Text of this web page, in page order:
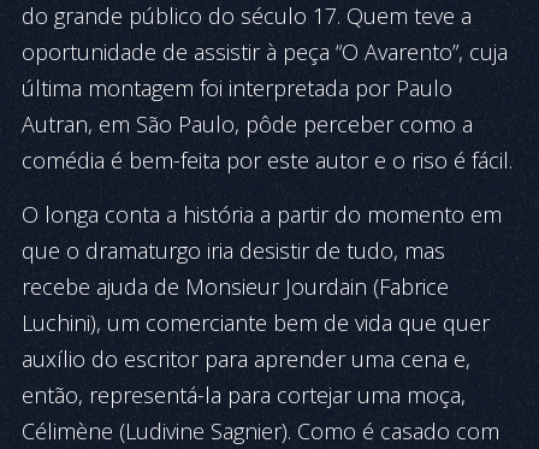
do grande público do século 17. Quem teve a
oportunidade de assistir à peça “O Avarento”, cuja
última montagem foi interpretada por Paulo
Autran, em São Paulo, pôde perceber como a
comédia é bem-feita por este autor e o riso é fácil.
O longa conta a história a partir do momento em
que o dramaturgo iria desistir de tudo, mas
recebe ajuda de Monsieur Jourdain (Fabrice
Luchini), um comerciante bem de vida que quer
auxílio do escritor para aprender uma cena e,
então, representá-la para cortejar uma moça,
Célimène (Ludivine Sagnier). Como é casado com